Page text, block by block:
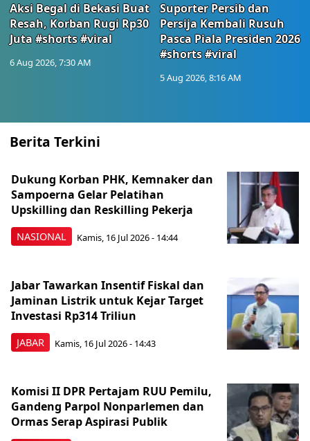
Aksi Begal di Bekasi Buat
Resah, Korban Rugi Rp30
Juta #shorts #viral
6 Aug 2026, 7:30 AM
Suporter Persib dan
Persija Kembali Rusuh
Pasca Piala Presiden 2026
#shorts #viral
5 Aug 2026, 8:16 AM
Berita Terkini
NASIONAL
Dukung Korban PHK, Kemnaker dan
Sampoerna Gelar Pelatihan
Upskilling dan Reskilling Pekerja
Kamis, 16 Jul 2026 - 14:44
JABAR
Jabar Tawarkan Insentif Fiskal dan
Jaminan Listrik untuk Kejar Target
Investasi Rp314 Triliun
Kamis, 16 Jul 2026 - 14:43
Komisi II DPR Pertajam RUU Pemilu,
Gandeng Parpol Nonparlemen dan
Ormas Serap Aspirasi Publik